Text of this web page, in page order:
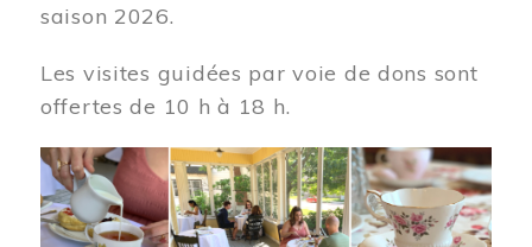
saison 2026.
Les visites guidées par voie de dons sont
offertes de 10 h à 18 h.
Image